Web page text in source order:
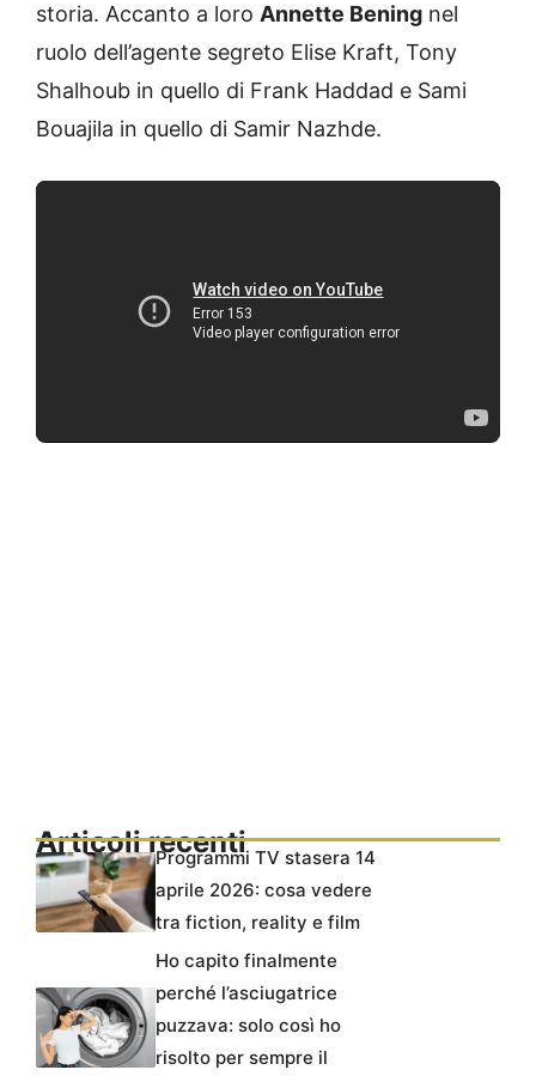
storia. Accanto a loro Annette Bening nel
ruolo dell’agente segreto Elise Kraft, Tony
Shalhoub in quello di Frank Haddad e Sami
Bouajila in quello di Samir Nazhde.
Articoli recentiProgrammi TV stasera 14
aprile 2026: cosa vedere
tra fiction, reality e film
Ho capito finalmente
perché l’asciugatrice
puzzava: solo così ho
risolto per sempre il